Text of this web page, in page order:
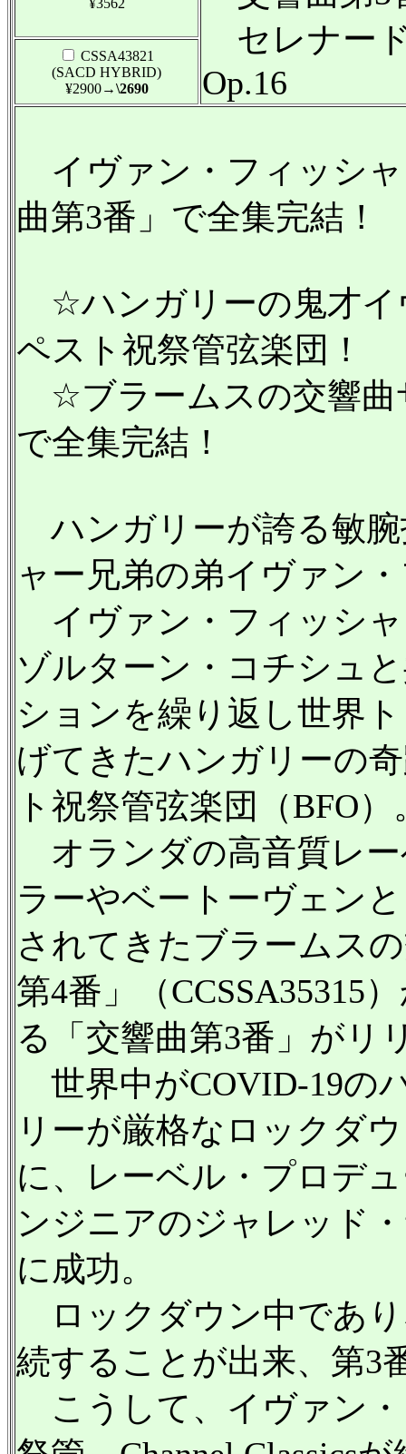
¥3562
セレナー
Op.16
CSSA43821
(SACD HYBRID)
¥2900→\2690
イヴァン・フィッシャ
曲第3番」で全集完結！
☆ハンガリーの鬼才イ
ペスト祝祭管弦楽団！
☆ブラームスの交響曲
で全集完結！
ハンガリーが誇る敏
ャー兄弟の弟イヴァン
イヴァン・フィッシャ
ゾルターン・コチシュ
ションを繰り返し世界
げてきたハンガリーの
ト祝祭管弦楽団（BFO）
オランダの高音質レー
ラーやベートーヴェン
されてきたブラームス
第4番」（CCSSA35315
る「交響曲第3番」がリ
世界中がCOVID-19の
リーが厳格なロックダ
に、レーベル・プロデ
ンジニアのジャレッド
に成功。
ロックダウン中であ
続することが出来、第3
こうして、イヴァン